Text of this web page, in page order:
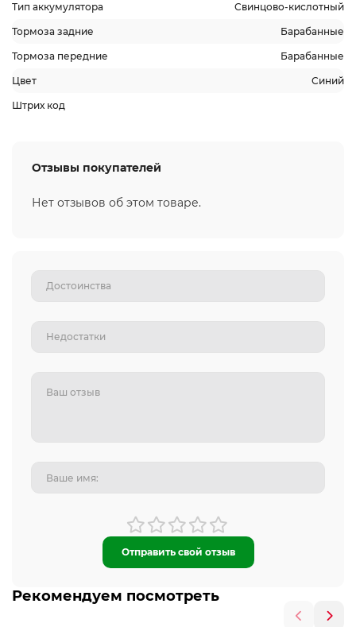
Тип аккумулятора Свинцово-кислотный
Тормоза задние Барабанные
Тормоза передние Барабанные
Цвет Синий
Штрих код
Отзывы покупателей
Нет отзывов об этом товаре.
Отправить свой отзыв
Рекомендуем посмотреть